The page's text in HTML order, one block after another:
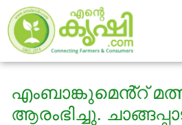
Skip
to
content
എംബാങ്കുമെൻ്റ്
ആരംഭിച്ചു.